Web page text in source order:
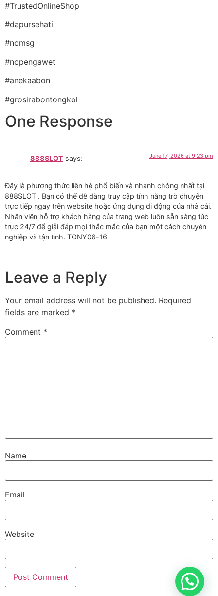
#TrustedOnlineShop
#dapursehati
#nomsg
#nopengawet
#anekaabon
#grosirabontongkol
One Response
888SLOT says: June 17, 2026 at 9:23 pm
Đây là phương thức liên hệ phổ biến và nhanh chóng nhất tại
888SLOT . Bạn có thể dễ dàng truy cập tính năng trò chuyện
trực tiếp ngay trên website hoặc ứng dụng di động của nhà cái.
Nhân viên hỗ trợ khách hàng của trang web luôn sẵn sàng túc
trực 24/7 để giải đáp mọi thắc mắc của bạn một cách chuyên
nghiệp và tận tình. TONY06-16
Leave a Reply
Your email address will not be published. Required
fields are marked *
Comment *
Name
Email
Website